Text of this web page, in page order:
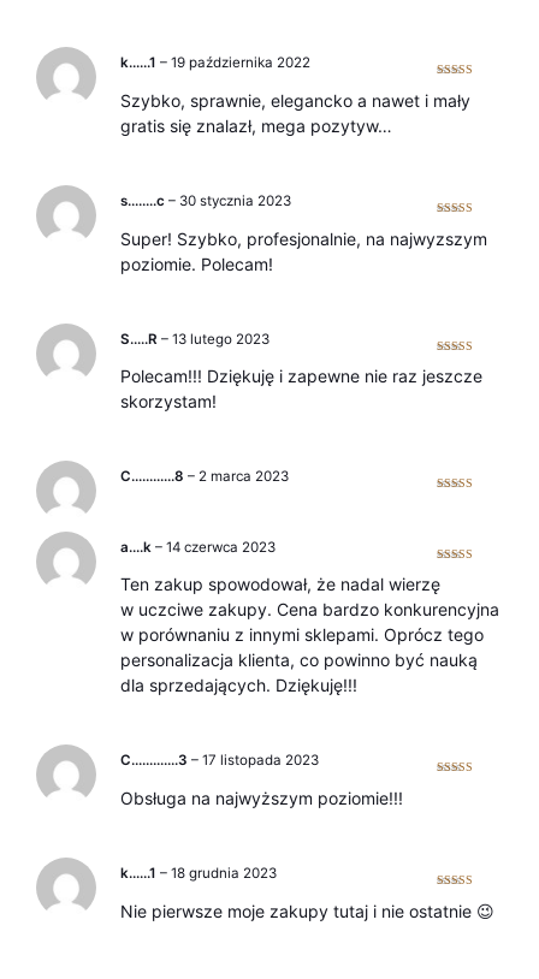
na 5
k……1 – 19 października 2022
Szybko, sprawnie, elegancko a nawet i mały
gratis się znalazł, mega pozytyw…
na 5
s……..c – 30 stycznia 2023
Super! Szybko, profesjonalnie, na najwyzszym
poziomie. Polecam!
na 5
S…..R – 13 lutego 2023
Polecam!!! Dziękuję i zapewne nie raz jeszcze
skorzystam!
C…………8 – 2 marca 2023
na 5
a….k – 14 czerwca 2023
Ten zakup spowodował, że nadal wierzę
w uczciwe zakupy. Cena bardzo konkurencyjna
w porównaniu z innymi sklepami. Oprócz tego
personalizacja klienta, co powinno być nauką
dla sprzedających. Dziękuję!!!
C………….3 – 17 listopada 2023
Obsługa na najwyższym poziomie!!!
na 5
k……1 – 18 grudnia 2023
Nie pierwsze moje zakupy tutaj i nie ostatnie 😉